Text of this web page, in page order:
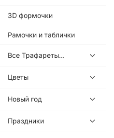
3D формочки
Рамочки и таблички
Все Трафареты...
Цветы
Новый год
Праздники